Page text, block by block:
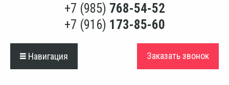
+7 (985) 768-54-52
+7 (916) 173-85-60
Навигация Заказать звонок